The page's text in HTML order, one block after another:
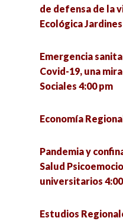
La resiliencia de la
Desafíos y
igualdad de género
la educación popular
¿Qué se investiga
La política:
Arquitectura
Integración en
Trabajo de campo
La Guerra de
y paradigmas
de defensa de la
Ecológica
Emergencia
Covid-19, una
Sociales 4:00 pm
Economía
Pandemia y
Salud
universitarios
Estudios